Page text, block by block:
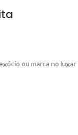
ou marca no lugar